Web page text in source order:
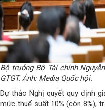
Bộ trưởng Bộ Tài chính
GTGT. Ảnh: Media Quốc hội.
Dự thảo Nghị quyết quy định
mức thuế suất 10% (còn 8%),